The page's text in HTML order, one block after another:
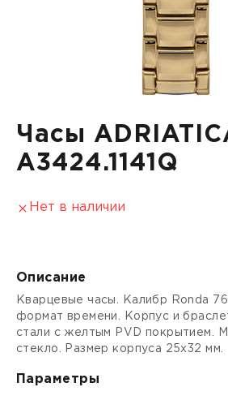
Часы
A3424.1141Q
Нет в наличии
Описание
Кварцевые часы. Калибр Ronda
формат времени. Корпус и
стали с желтым PVD покрытием.
стекло. Размер корпуса 25х32 мм.
Параметры